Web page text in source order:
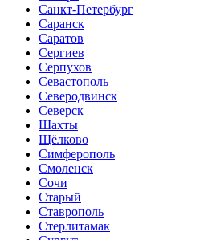
Санкт-Петербург
Саранск
Саратов
Сергиев
Серпухов
Севастополь
Северодвинск
Северск
Шахты
Щёлково
Симферополь
Смоленск
Сочи
Старый
Ставрополь
Стерлитамак